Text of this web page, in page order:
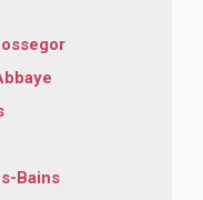
Bains